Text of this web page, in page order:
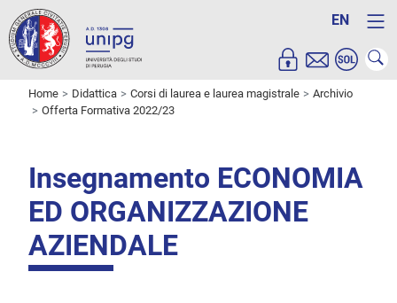
EN
Home Didattica Corsi di laurea e laurea magistrale
Archivio
Offerta Formativa 2022/23
Insegnamento ECONOMIA
ED ORGANIZZAZIONE
AZIENDALE